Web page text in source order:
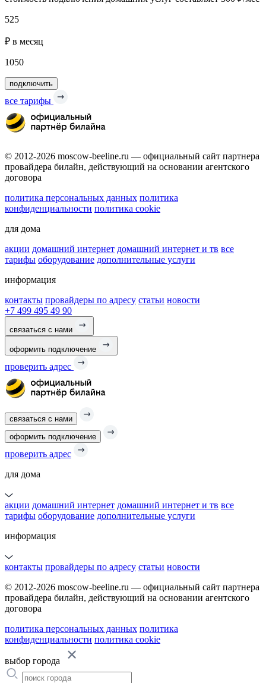
525
₽ в месяц
1050
подключить
все тарифы
© 2012-2026 moscow-beeline.ru — официальный сайт партнера
провайдера билайн, действующий на основании агентского
договора
политика персональных данных политика
конфиденциальности политика cookie
для дома
акции домашний интернет домашний интернет и тв все
тарифы оборудование дополнительные услуги
информация
контакты провайдеры по адресу статьи новости
+7 499 495 49 90
связаться с нами
оформить подключение
проверить адрес
связаться с нами
оформить подключение
проверить адрес
для дома
акции домашний интернет домашний интернет и тв все
тарифы оборудование дополнительные услуги
информация
контакты провайдеры по адресу статьи новости
© 2012-2026 moscow-beeline.ru — официальный сайт партнера
провайдера билайн, действующий на основании агентского
договора
политика персональных данных политика
конфиденциальности политика cookie
выбор города